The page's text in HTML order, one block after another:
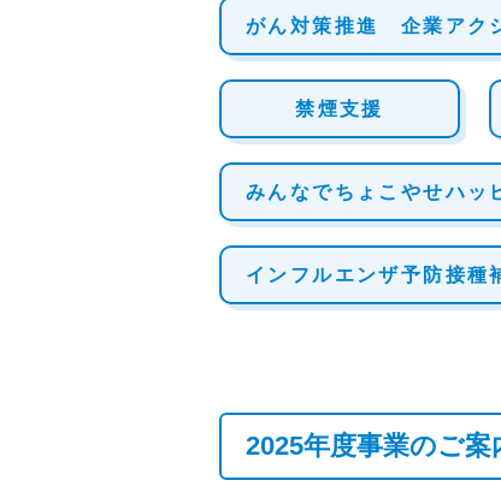
がん対策推進 企業アク
禁煙支援
みんなでちょこやせハッ
インフルエンザ予防接種
2025年度事業のご案